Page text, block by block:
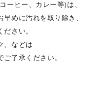
ーヒー、カレー等)は、
めに汚れを取り除き、
さい。
、などは
了承ください。